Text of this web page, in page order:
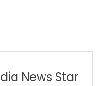
News Star